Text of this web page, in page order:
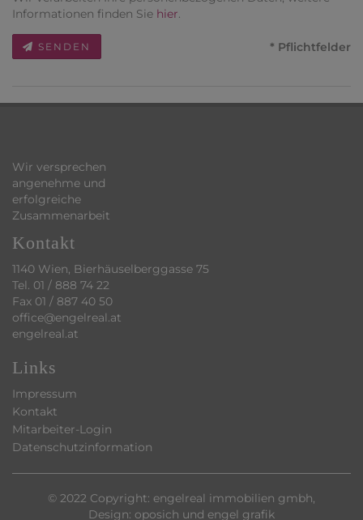
Informationen finden Sie hier.
SENDEN * Pflichtfelder
Wir versprechen
angenehme und
erfolgreiche
Zusammenarbeit
Kontakt
1140 Wien, Bierhäuselberggasse 75
Tel. 01 / 888 74 22
Fax 01 / 887 40 50
office@engelreal.at
engelreal.at
Links
Impressum
Kontakt
Mitarbeiter-Login
Datenschutzinformation
© 2022 Copyright: engelreal immobilien gmbh,
Design: oposich und engel grafik